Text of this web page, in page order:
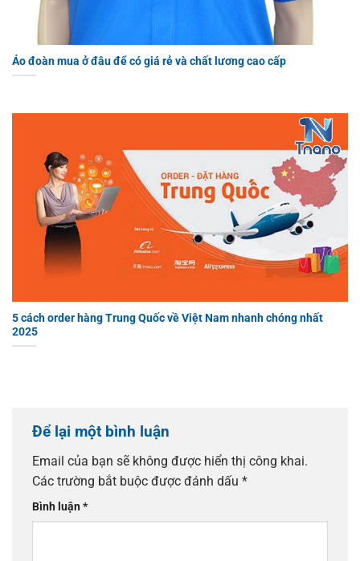
Áo đoàn mua ở đâu để có giá rẻ và chất lương cao cấp
5 cách order hàng Trung Quốc về Việt Nam nhanh chóng nhất
2025
Để lại một bình luận
Email của bạn sẽ không được hiển thị công khai.
Các trường bắt buộc được đánh dấu *
Bình luận*